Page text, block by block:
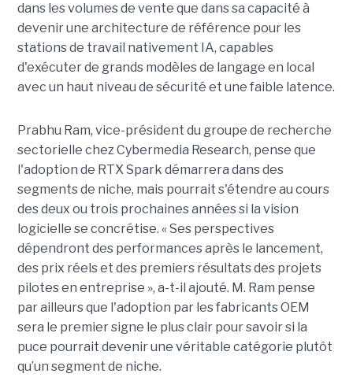
dans les volumes de vente que dans sa capacité à
devenir une architecture de référence pour les
stations de travail nativement IA, capables
d'exécuter de grands modèles de langage en local
avec un haut niveau de sécurité et une faible latence.
Prabhu Ram, vice-président du groupe de recherche
sectorielle chez Cybermedia Research, pense que
l'adoption de RTX Spark démarrera dans des
segments de niche, mais pourrait s'étendre au cours
des deux ou trois prochaines années si la vision
logicielle se concrétise. « Ses perspectives
dépendront des performances après le lancement,
des prix réels et des premiers résultats des projets
pilotes en entreprise », a-t-il ajouté. M. Ram pense
par ailleurs que l'adoption par les fabricants OEM
sera le premier signe le plus clair pour savoir si la
puce pourrait devenir une véritable catégorie plutôt
qu’un segment de niche.